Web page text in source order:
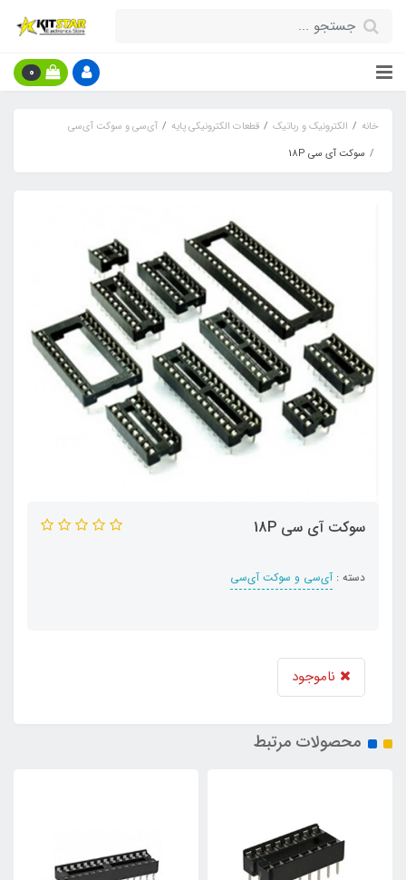
0
خانه الکترونیک و رباتیک قطعات الکترونیکی پایه
آی‌سی و سوکت آی‌سی
سوکت آی سی 18P
سوکت آی سی 18P
دسته : آی‌سی و سوکت آی‌سی
ناموجود
محصولات مرتبط